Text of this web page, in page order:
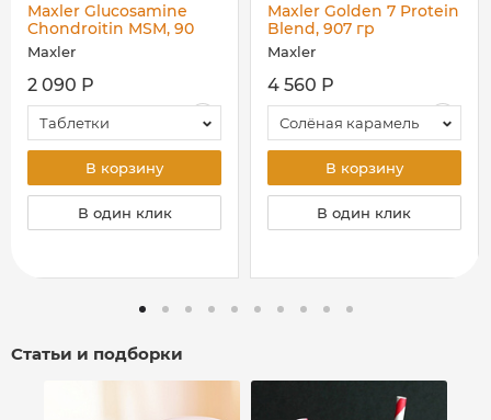
Maxler Glucosamine
Chondroitin MSM, 90
таб
Maxler
2 090 Р
Таблетки
В корзину
В один клик
Maxler Golden 7 Protein
Blend, 907 гр
Maxler
4 560 Р
Солёная карамель
В корзину
В один клик
Статьи и подборки